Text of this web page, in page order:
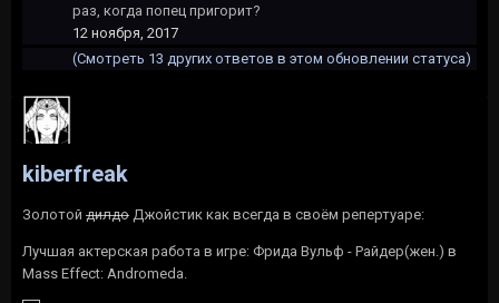
раз, когда попец пригорит?
12 ноября, 2017
(Смотреть 13 других ответов в этом обновлении статуса)
kiberfreak
Золотой дилдо Джойстик как всегда в своём репертуаре:
Лучшая актерская работа в игре: Фрида Вульф - Райдер(жен.) в
Mass Effect: Andromeda.